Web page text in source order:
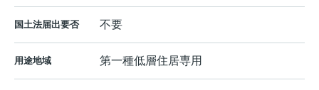
国土法届出要否 不要
用途地域 第一種低層住居専用